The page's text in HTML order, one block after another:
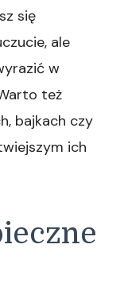
się
ale
w
też
bajkach czy
ich